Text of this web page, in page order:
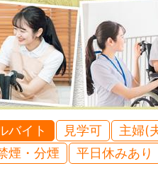
バイト 見学可
主婦(
煙・分煙
平日休みあり